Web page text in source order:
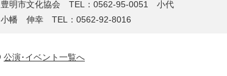
豊明市文化協会 TEL：0562-95-0051 小代
小幡 伸幸 TEL：0562-92-8016
公演･イベント一覧へ